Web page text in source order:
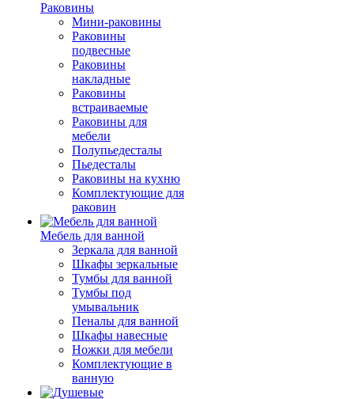
Раковины
Мини-раковины
Раковины
подвесные
Раковины
накладные
Раковины
встраиваемые
Раковины для
мебели
Полупьедесталы
Пьедесталы
Раковины на кухню
Комплектующие для
раковин
Мебель для ванной
Зеркала для ванной
Шкафы зеркальные
Тумбы для ванной
Тумбы под
умывальник
Пеналы для ванной
Шкафы навесные
Ножки для мебели
Комплектующие в
ванную